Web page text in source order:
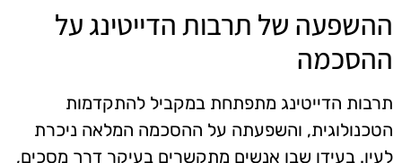
ההשפעה של תרבות הדייטינג על
ההסכמה
תרבות הדייטינג מתפתחת במקביל להתקדמות
הטכנולוגית, והשפעתה על ההסכמה המלאה ניכרת
לעין. בעידן שבו אנשים מתקשרים בעיקר דרך מסכים,